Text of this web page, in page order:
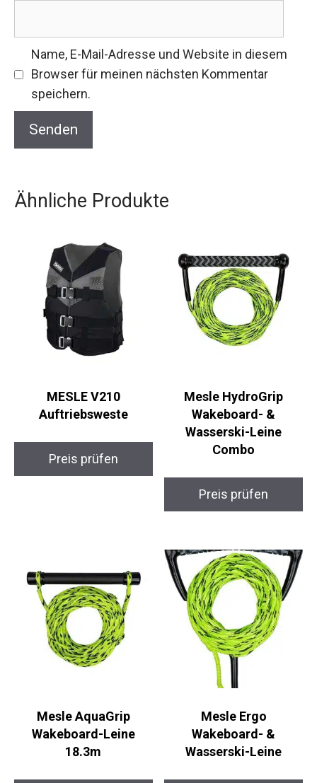
Name, E-Mail-Adresse und Website in diesem
Browser für meinen nächsten Kommentar
speichern.
Ähnliche Produkte
MESLE V210
Auftriebsweste
Preis prüfen
Mesle HydroGrip
Wakeboard- &
Wasserski-Leine
Combo
Preis prüfen
Mesle AquaGrip
Wakeboard-Leine
18.3m
Mesle Ergo
Wakeboard- &
Wasserski-Leine